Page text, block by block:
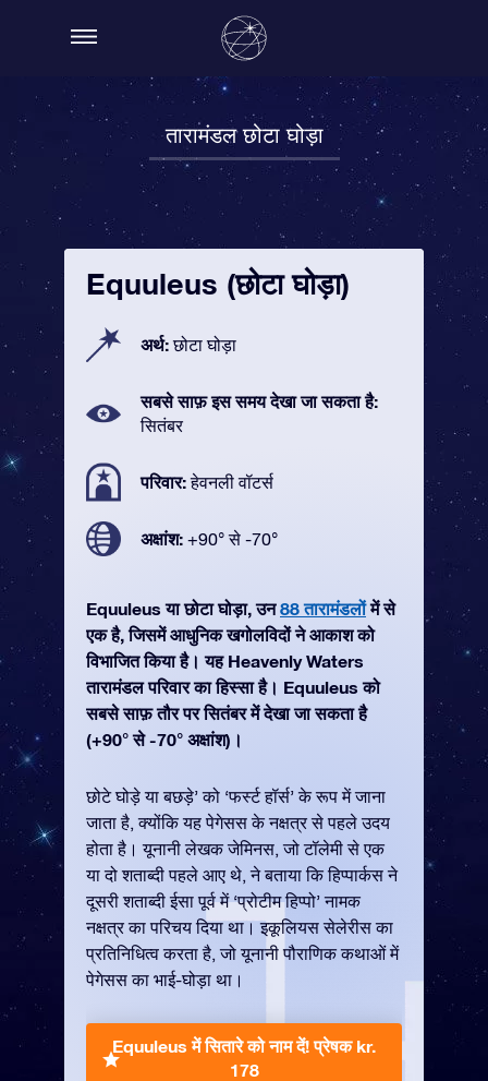
तारामंडल छोटा घोड़ा
Equuleus (छोटा घोड़ा)
अर्थ:छोटा घोड़ा
सबसे साफ़ इस समय देखा जा सकता है:
सितंबर
परिवार:हेवनली वॉटर्स
अक्षांश: +90° से -70°
Equuleus या छोटा घोड़ा, उन88 तारामंडलोंमें से
एक है, जिसमें आधुनिक खगोलविदों ने आकाश को
विभाजित किया है। यह Heavenly Waters
तारामंडल परिवार का हिस्सा है। Equuleus को
सबसे साफ़ तौर पर सितंबर में देखा जा सकता है
(+90° से -70° अक्षांश)।
छोटे घोड़े या बछड़े’ को ‘फर्स्ट हॉर्स’ के रूप में जाना
जाता है, क्योंकि यह पेगेसस के नक्षत्र से पहले उदय
होता है। यूनानी लेखक जेमिनस, जो टॉलेमी से एक
या दो शताब्दी पहले आए थे, ने बताया कि हिप्पार्कस ने
दूसरी शताब्दी ईसा पूर्व में ‘प्रोटीम हिप्पो’ नामक
नक्षत्र का परिचय दिया था। इकूलियस सेलेरीस का
प्रतिनिधित्व करता है, जो यूनानी पौराणिक कथाओं में
पेगेसस का भाई-घोड़ा था।
Equuleus में सितारे को नाम दें!प्रेषक kr.
178